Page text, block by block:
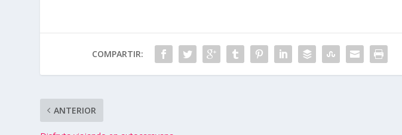
COMPARTIR:
ANTERIOR